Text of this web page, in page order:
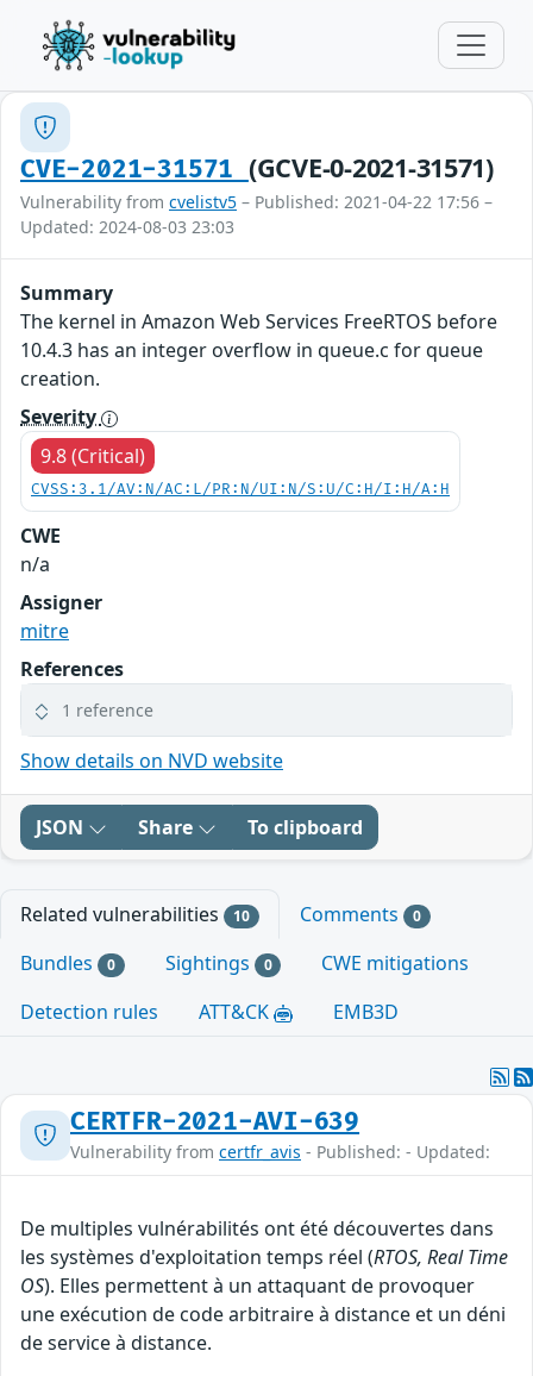
CVE-2021-31571 (GCVE-0-2021-31571)
Vulnerability from cvelistv5 – Published: 2021-04-22 17:56 –
Updated: 2024-08-03 23:03
Summary
The kernel in Amazon Web Services FreeRTOS before
10.4.3 has an integer overflow in queue.c for queue
creation.
Severity
9.8 (Critical)
CVSS:3.1/AV:N/AC:L/PR:N/UI:N/S:U/C:H/I:H/A:H
CWE
n/a
Assigner
mitre
References
1 reference
Show details on NVD website
JSON Share To clipboard
Related vulnerabilities 10 Comments 0
Bundles 0 Sightings 0
CWE mitigations
Detection rules
ATT&CK EMB3D
CERTFR-2021-AVI-639
Vulnerability from certfr_avis - Published: - Updated:
De multiples vulnérabilités ont été découvertes dans
les systèmes d'exploitation temps réel (RTOS, Real Time
OS). Elles permettent à un attaquant de provoquer
une exécution de code arbitraire à distance et un déni
de service à distance.